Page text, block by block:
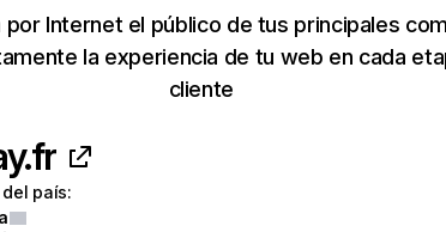
Internet el público de tus principales
la experiencia de tu web en cada
cliente
del país: